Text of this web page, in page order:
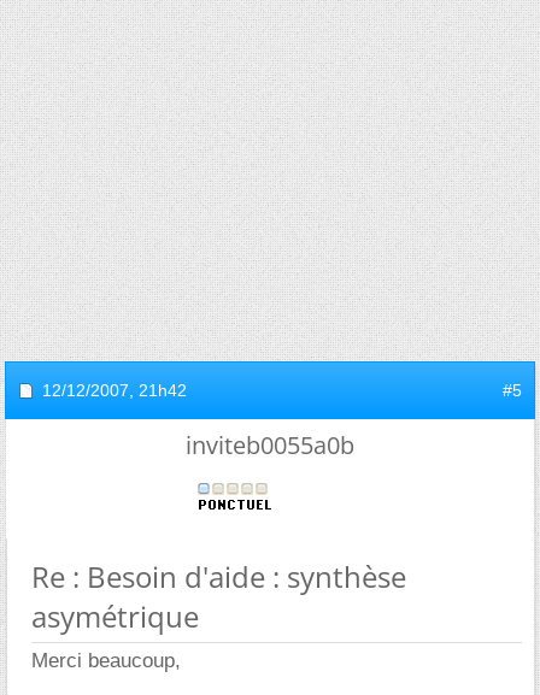
12/12/2007, 21h42 #5
inviteb0055a0b
Re : Besoin d'aide : synthèse
asymétrique
Merci beaucoup,